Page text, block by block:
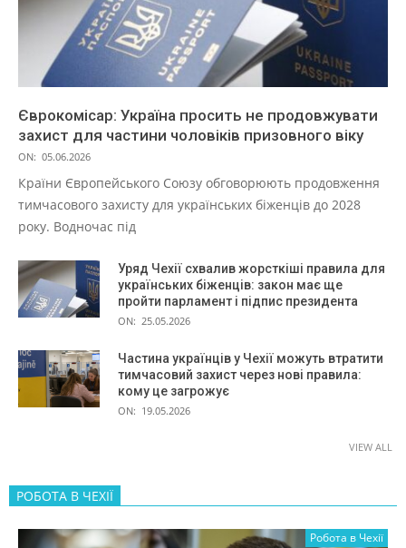
Єврокомісар: Україна просить не продовжувати
захист для частини чоловіків призовного віку
ON: 05.06.2026
Країни Європейського Союзу обговорюють продовження
тимчасового захисту для українських біженців до 2028
року. Водночас під
Уряд Чехії схвалив жорсткіші правила для
українських біженців: закон має ще
пройти парламент і підпис президента
ON: 25.05.2026
Частина українців у Чехії можуть втратити
тимчасовий захист через нові правила:
кому це загрожує
ON: 19.05.2026
VIEW ALL
РОБОТА В ЧЕХІЇ
Робота в Чехії